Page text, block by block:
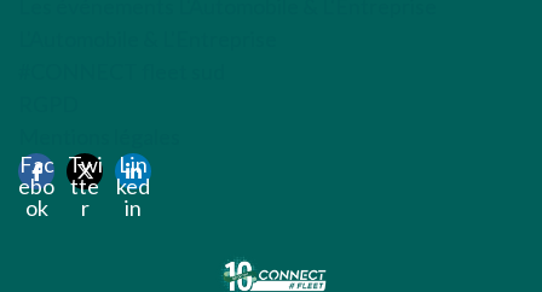
Fac
ebo
ok
Twi
tte
r
Lin
ked
in